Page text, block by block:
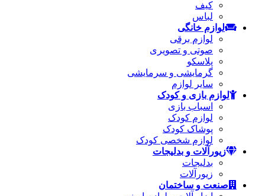
کیف
لباس
لوازم خانگی
لوازم برقی
صوتی و تصویری
پلاسکو
گرمایشی و سرمایشی
سایر لوازم
لوازم بازی و کودک
اسباب بازی
لوازم کودک
پوشاک کودک
لوازم شخصی کودک
زیورآلات و بدلیجات
بدلیجات
زیورآلات
صنعت و ساختمان